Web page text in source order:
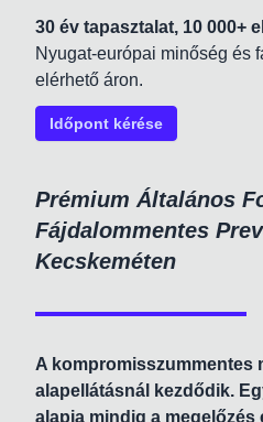
30 év tapasztalat, 10 000+
Nyugat-európai minőség és
elérhető áron.
Időpont kérése
Prémium Általános
Fájdalommentes
Kecskeméten
A kompromisszummentes
alapellátásnál kezdődik.
alapja mindig a megelőzés